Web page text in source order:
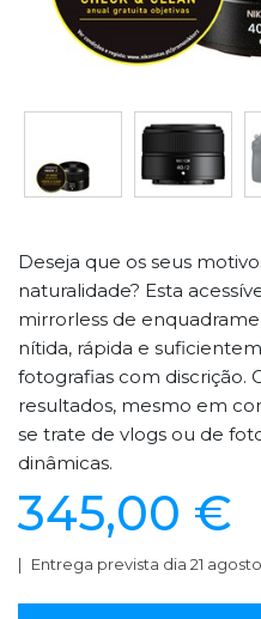
Deseja que os seus
naturalidade? Esta
mirrorless de
nítida, rápida e
fotografias com discrição.
resultados, mesmo em
se trate de vlogs ou de
dinâmicas.
345,00 €
Entrega prevista dia 21 agosto